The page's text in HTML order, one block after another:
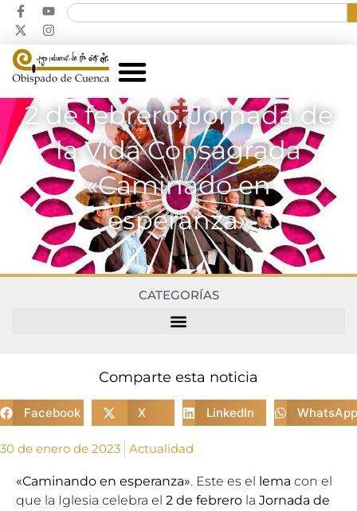
2 de febrero, Jornada de
la Vida Consagrada
«Caminado en
esperanza»
CATEGORÍAS
Comparte esta noticia
Facebook X LinkedIn WhatsApp
30 de enero de 2023 Actualidad
«Caminando en esperanza». Este es el lema con el
que la Iglesia celebra el 2 de febrero la Jornada de